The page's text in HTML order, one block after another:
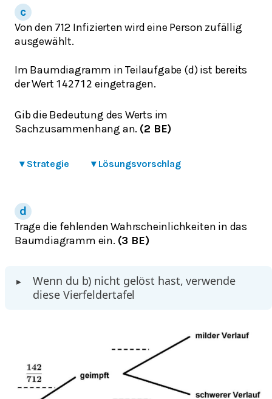
Von den 712 Infizierten wird eine Person zufällig
ausgewählt.
Im Baumdiagramm in Teilaufgabe (d) ist bereits
der Wert 142712 eingetragen.
Gib die Bedeutung des Werts im
Sachzusammenhang an. (2 BE)
▾ Strategie ▾ Lösungsvorschlag
Trage die fehlenden Wahrscheinlichkeiten in das
Baumdiagramm ein. (3 BE)
▸
Wenn du b) nicht gelöst hast, verwende
diese Vierfeldertafel